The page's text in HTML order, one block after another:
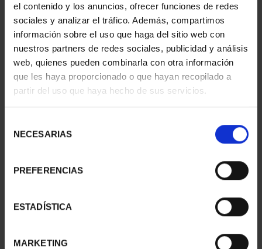
el contenido y los anuncios, ofrecer funciones de redes
sociales y analizar el tráfico. Además, compartimos
información sobre el uso que haga del sitio web con
nuestros partners de redes sociales, publicidad y análisis
web, quienes pueden combinarla con otra información
que les haya proporcionado o que hayan recopilado a
partir del uso que haya hecho de sus servicios.
NECESARIAS
PREFERENCIAS
ESTADÍSTICA
MARKETING
CAPITALES ESPAÑOLAS
- CUENCA
73,00 €
CAPITALES ESPAÑOLAS
- GUADALAJARA
73,00 €